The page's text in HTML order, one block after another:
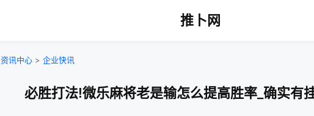
推卜网
资讯中心 > 企业快讯
必胜打法!微乐麻将老是输怎么提高胜率_确实有